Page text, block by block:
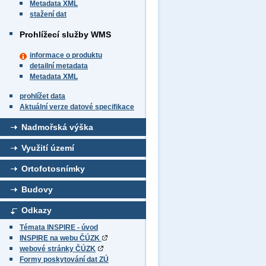
Metadata XML
stažení dat
Prohlížecí služby WMS
informace o produktu
detailní metadata
Metadata XML
prohlížet data
Aktuální verze datové specifikace
Nadmořská výška
Využití území
Ortofotosnímky
Budovy
Odkazy
Témata INSPIRE - úvod
INSPIRE na webu ČÚZK
webové stránky ČÚZK
Formy poskytování dat ZÚ